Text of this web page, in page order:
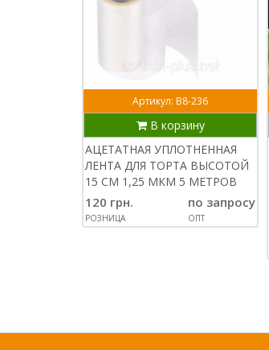
Артикул: В8-236
В корзину
АЦЕТАТНАЯ УПЛОТНЕННАЯ
ЛЕНТА ДЛЯ ТОРТА ВЫСОТОЙ
15 СМ 1,25 МКМ 5 МЕТРОВ
120 грн.
РОЗНИЦА
по запросу
ОПТ